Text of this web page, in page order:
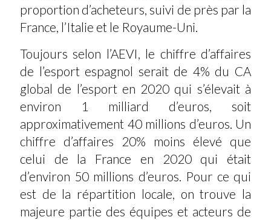
proportion d’acheteurs, suivi de près par la
France, l’Italie et le Royaume-Uni.
Toujours selon l’AEVI, le chiffre d’affaires
de l’esport espagnol serait de 4% du CA
global de l’esport en 2020 qui s’élevait à
environ 1 milliard d’euros, soit
approximativement 40 millions d’euros. Un
chiffre d’affaires 20% moins élevé que
celui de la France en 2020 qui était
d’environ 50 millions d’euros. Pour ce qui
est de la répartition locale, on trouve la
majeure partie des équipes et acteurs de